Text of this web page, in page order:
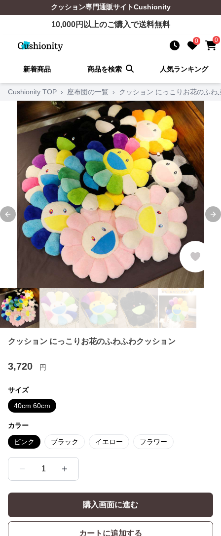
クッション専門通販サイトCushionity
10,000円以上のご購入で送料無料
0 0
新着商品 商品を検索 人気ランキング
Cushionity TOP › 座布団の一覧 › クッション にっこりお花のふわ
Previous slide
クッション にっこりお花のふわふわクッション
3,720 円
サイズ
40cm 60cm
カラー
ピンク ブラック イエロー フラワー
1
購入画面に進む
カートに追加する